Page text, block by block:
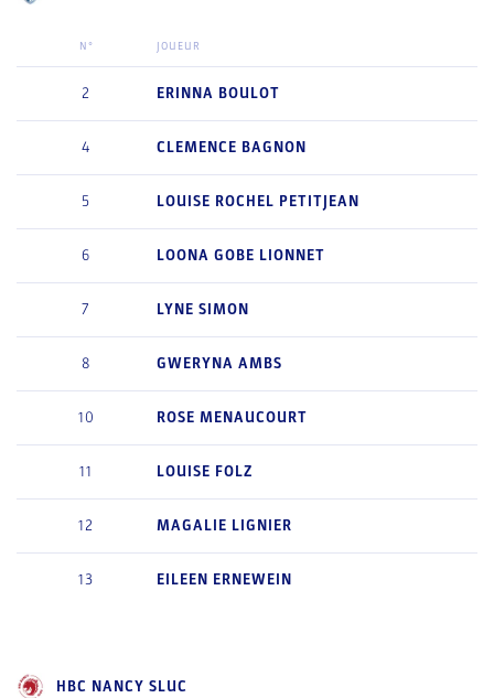
N° JOUEUR
2 ERINNA BOULOT
4 CLEMENCE BAGNON
5 LOUISE ROCHEL PETITJEAN
6 LOONA GOBE LIONNET
7 LYNE SIMON
8 GWERYNA AMBS
10 ROSE MENAUCOURT
11 LOUISE FOLZ
12 MAGALIE LIGNIER
13 EILEEN ERNEWEIN
HBC NANCY SLUC